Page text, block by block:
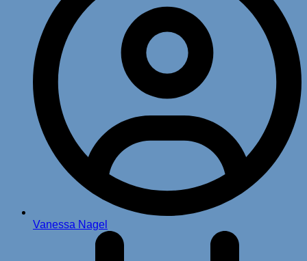
Vanessa Nagel